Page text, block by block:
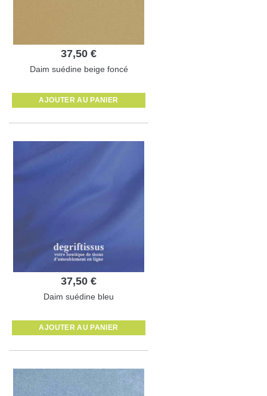
37,50 €
Daim suédine beige foncé
AJOUTER AU PANIER
37,50 €
Daim suédine bleu
AJOUTER AU PANIER